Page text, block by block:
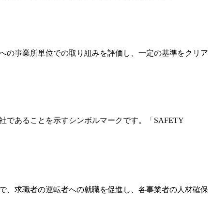
の事業所単位での取り組みを評価し、一定の基準をクリア
であることを示すシンボルマークです。「SAFETY
、求職者の運転者への就職を促進し、各事業者の人材確保